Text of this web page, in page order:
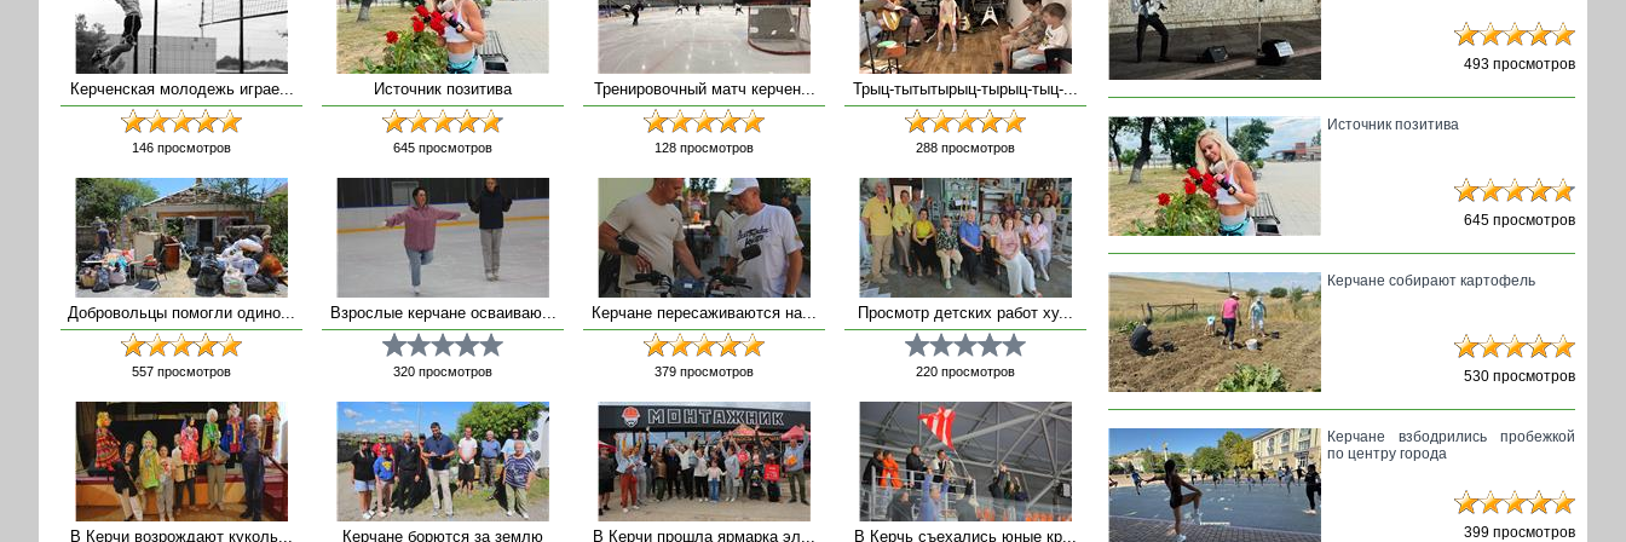
Керченская молодежь играе...
146 просмотров
Источник позитива
645 просмотров
Тренировочный матч керчен...
128 просмотров
Трыц-тытытырыц-тырыц-тыц-...
288 просмотров
Добровольцы помогли одино...
557 просмотров
Взрослые керчане осваиваю...
320 просмотров
Керчане пересаживаются на...
379 просмотров
Просмотр детских работ ху...
220 просмотров
В Керчи возрождают куколь... Керчане борются за землю В Керчи прошла ярмарка эл... В Керчь съехались юные кр...
493 просмотров
Источник позитива
645 просмотров
Керчане собирают картофель
530 просмотров
Керчане взбодрились пробежкой
по центру города
399 просмотров